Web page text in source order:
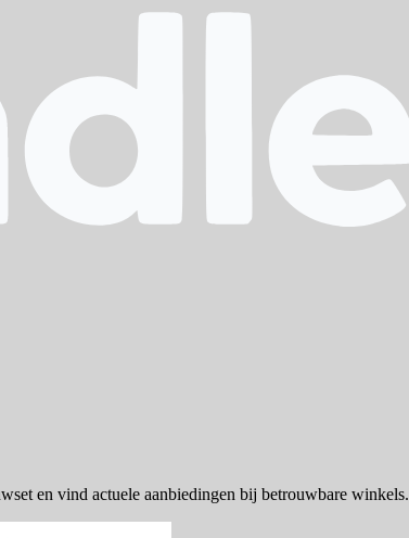
en vind actuele aanbiedingen bij betrouwbare winkels.